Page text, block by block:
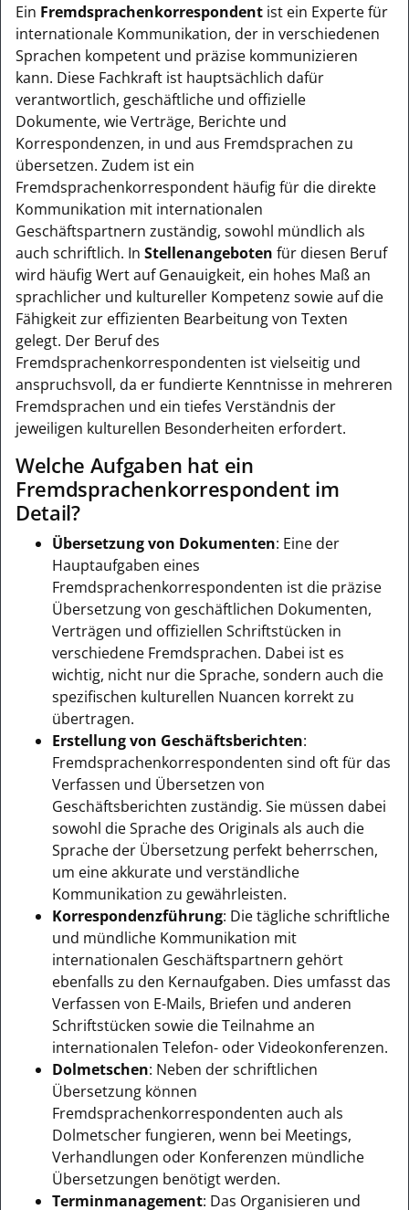
Ein Fremdsprachenkorrespondent ist ein Experte für
internationale Kommunikation, der in verschiedenen
Sprachen kompetent und präzise kommunizieren
kann. Diese Fachkraft ist hauptsächlich dafür
verantwortlich, geschäftliche und offizielle
Dokumente, wie Verträge, Berichte und
Korrespondenzen, in und aus Fremdsprachen zu
übersetzen. Zudem ist ein
Fremdsprachenkorrespondent häufig für die direkte
Kommunikation mit internationalen
Geschäftspartnern zuständig, sowohl mündlich als
auch schriftlich. In Stellenangeboten für diesen Beruf
wird häufig Wert auf Genauigkeit, ein hohes Maß an
sprachlicher und kultureller Kompetenz sowie auf die
Fähigkeit zur effizienten Bearbeitung von Texten
gelegt. Der Beruf des
Fremdsprachenkorrespondenten ist vielseitig und
anspruchsvoll, da er fundierte Kenntnisse in mehreren
Fremdsprachen und ein tiefes Verständnis der
jeweiligen kulturellen Besonderheiten erfordert.
Welche Aufgaben hat ein
Fremdsprachenkorrespondent im
Detail?
Übersetzung von Dokumenten: Eine der
Hauptaufgaben eines
Fremdsprachenkorrespondenten ist die präzise
Übersetzung von geschäftlichen Dokumenten,
Verträgen und offiziellen Schriftstücken in
verschiedene Fremdsprachen. Dabei ist es
wichtig, nicht nur die Sprache, sondern auch die
spezifischen kulturellen Nuancen korrekt zu
übertragen.
Erstellung von Geschäftsberichten:
Fremdsprachenkorrespondenten sind oft für das
Verfassen und Übersetzen von
Geschäftsberichten zuständig. Sie müssen dabei
sowohl die Sprache des Originals als auch die
Sprache der Übersetzung perfekt beherrschen,
um eine akkurate und verständliche
Kommunikation zu gewährleisten.
Korrespondenzführung: Die tägliche schriftliche
und mündliche Kommunikation mit
internationalen Geschäftspartnern gehört
ebenfalls zu den Kernaufgaben. Dies umfasst das
Verfassen von E-Mails, Briefen und anderen
Schriftstücken sowie die Teilnahme an
internationalen Telefon- oder Videokonferenzen.
Dolmetschen: Neben der schriftlichen
Übersetzung können
Fremdsprachenkorrespondenten auch als
Dolmetscher fungieren, wenn bei Meetings,
Verhandlungen oder Konferenzen mündliche
Übersetzungen benötigt werden.
Terminmanagement: Das Organisieren und